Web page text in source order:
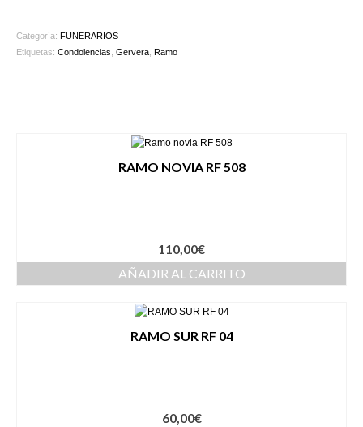
Categoría: FUNERARIOS
Etiquetas: Condolencias, Gervera, Ramo
RAMO NOVIA RF 508
110,00€
AÑADIR AL CARRITO
RAMO SUR RF 04
60,00€